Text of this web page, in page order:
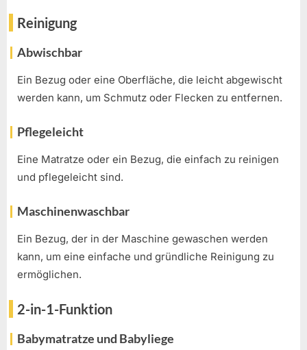
Reinigung
Abwischbar
Ein Bezug oder eine Oberfläche, die leicht abgewischt
werden kann, um Schmutz oder Flecken zu entfernen.
Pflegeleicht
Eine Matratze oder ein Bezug, die einfach zu reinigen
und pflegeleicht sind.
Maschinenwaschbar
Ein Bezug, der in der Maschine gewaschen werden
kann, um eine einfache und gründliche Reinigung zu
ermöglichen.
2-in-1-Funktion
Babymatratze und Babyliege